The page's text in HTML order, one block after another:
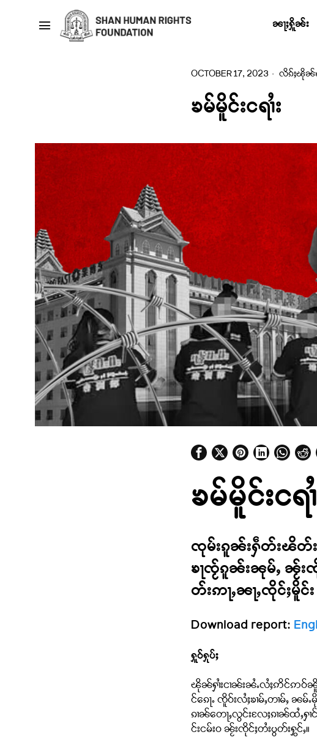
ၼႃႈႁိူၼ်း
OCTOBER 17, 2023 လိၵ်ႈၽိုၼ်ၶ
ၶမ်မိူင်းငရၢႆး
ၶမ်မိူင်းငရ
ၸုမ်းၵူၼ်းႁဵတ်းၽိတ်းမ
ၶႃၸႂ်ၵူၼ်းၼုမ်ႇ ၼႂ်းၸို
တ်းဢႃႇၼႃႇၸိုင်ႈမိူင်း
Download report:
ႁူဝ်ႁုပ်ႈ
ၽိုၼ်ႁၢႆးငၢၼ်းၼႆႉလႆႈဢိင်ဢဝ်
င်ၵေႃႉ ၸိူဝ်းလႆႈၶၢမ်ႇတၢမ်ႇ
ၵၢၼ်တေႃႇလွင်းလႄႈၵၢၼ်ထႆႇႁ
င်းငမ်းဝ ၼႂ်းၸိုင်ႈတႆးပွတ်းႁွင်ႇ။